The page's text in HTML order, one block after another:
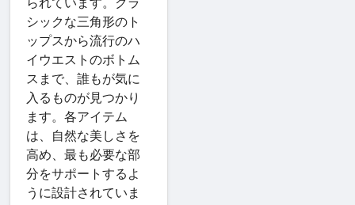
られています。クラ
シックな三角形のト
ップスから流行のハ
イウエストのボトム
スまで、誰もが気に
入るものが見つかり
ます。各アイテム
は、自然な美しさを
高め、最も必要な部
分をサポートするよ
うに設計されていま